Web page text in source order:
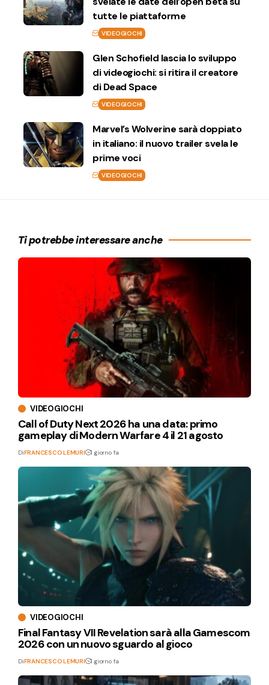
tutte le piattaforme
VIDEOGIOCHI
Glen Schofield lascia lo sviluppo
di videogiochi: si ritira il creatore
di Dead Space
VIDEOGIOCHI
Marvel’s Wolverine sarà doppiato
in italiano: il nuovo trailer svela le
prime voci
VIDEOGIOCHI
Ti potrebbe interessare anche
VIDEOGIOCHI
Call of Duty Next 2026 ha una data: primo
gameplay di Modern Warfare 4 il 21 agosto
DiFRANCESCO LEMURI 1 giorno fa
VIDEOGIOCHI
Final Fantasy VII Revelation sarà alla Gamescom
2026 con un nuovo sguardo al gioco
DiFRANCESCO LEMURI 1 giorno fa